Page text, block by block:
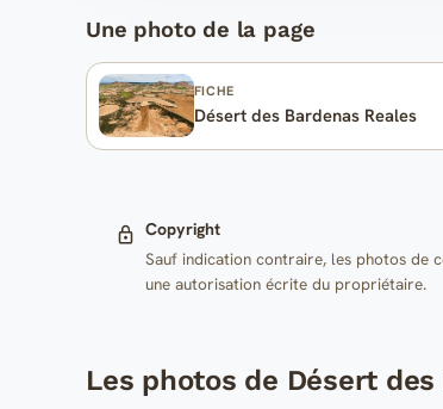
Une photo de la page
FICHE
Désert des Bardenas Reales
Copyright
Sauf indication contraire, les photos de
une autorisation écrite du propriétaire.
Les photos de Désert